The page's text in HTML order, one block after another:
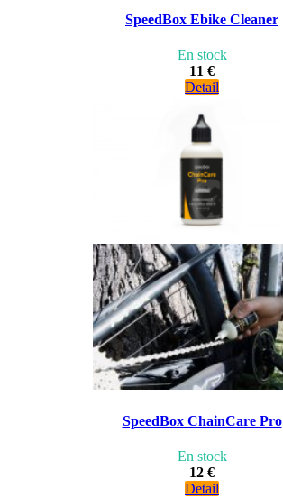
SpeedBox Ebike Cleaner
En stock
11 €
Detail
SpeedBox ChainCare Pro
En stock
12 €
Detail